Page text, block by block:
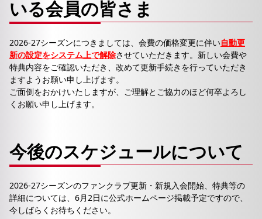
いる会員の皆さま
2026-27シーズンにつきましては、会費の価格変更に伴い自動更
新の設定をシステム上で解除させていただきます。新しい会費や
特典内容をご確認いただき、改めて更新手続きを行っていただき
ますようお願い申し上げます。
ご面倒をおかけいたしますが、ご理解とご協力のほど何卒よろし
くお願い申し上げます。
今後のスケジュールについて
2026-27シーズンのファンクラブ更新・新規入会開始、特典等の
詳細については、6月2日に公式ホームページ掲載予定ですので、
今しばらくお待ちください。